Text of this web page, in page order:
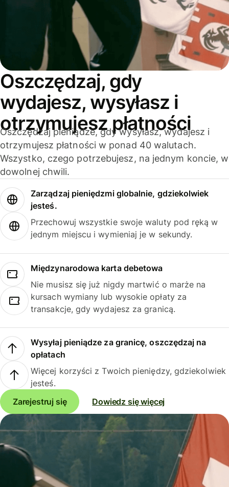
Oszczędzaj, gdy
wydajesz, wysyłasz i
otrzymujesz płatności
Oszczędzaj pieniądze, gdy wysyłasz, wydajesz i
otrzymujesz płatności w ponad 40 walutach.
Wszystko, czego potrzebujesz, na jednym koncie, w
dowolnej chwili.
Zarządzaj pieniędzmi globalnie, gdziekolwiek
jesteś.
Przechowuj wszystkie swoje waluty pod ręką w
jednym miejscu i wymieniaj je w sekundy.
Międzynarodowa karta debetowa
Nie musisz się już nigdy martwić o marże na
kursach wymiany lub wysokie opłaty za
transakcje, gdy wydajesz za granicą.
Wysyłaj pieniądze za granicę, oszczędzaj na
opłatach
Więcej korzyści z Twoich pieniędzy, gdziekolwiek
jesteś.
Zarejestruj się
Dowiedz się więcej